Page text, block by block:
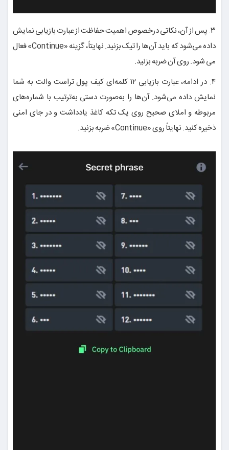
۳. پس از آن، نکاتی درخصوص اهمیت حفاظت از عبارت بازیابی نمایش
داده می‌شود که باید آن‌ها را تیک بزنید. نهایتاً، گزینه «Continue» فعال
می شود. روی آن ضربه بزنید.
۴. در ادامه، عبارت بازیابی ۱۲ کلمه‌ای کیف پول تراست والت به شما
نمایش داده می‌شود. آن‌ها را به‌صورت دستی به‌ترتیب با شماره‌های
مربوطه و املای صحیح روی یک تکه کاغذ یادداشت و در جای امنی
ذخیره کنید. نهایتاً روی «Continue» ضربه بزنید.